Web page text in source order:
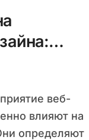
влияют на
определяют